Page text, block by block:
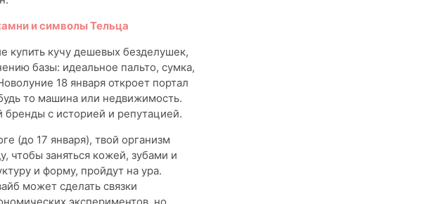
и символы Тельца
купить кучу дешевых безделушек,
базы: идеальное пальто, сумка,
18 января откроет портал
то машина или недвижимость.
с историей и репутацией.
(до 17 января), твой организм
чтобы заняться кожей, зубами и
и форму, пройдут на ура.
может сделать связки